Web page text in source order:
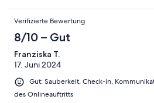
Verifizierte Bewertung
8/10 – Gut
Franziska T.
17. Juni 2024
Gut: Sauberkeit, Check-in,
des Onlineauftritts